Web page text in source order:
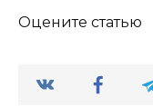
Оцените статью